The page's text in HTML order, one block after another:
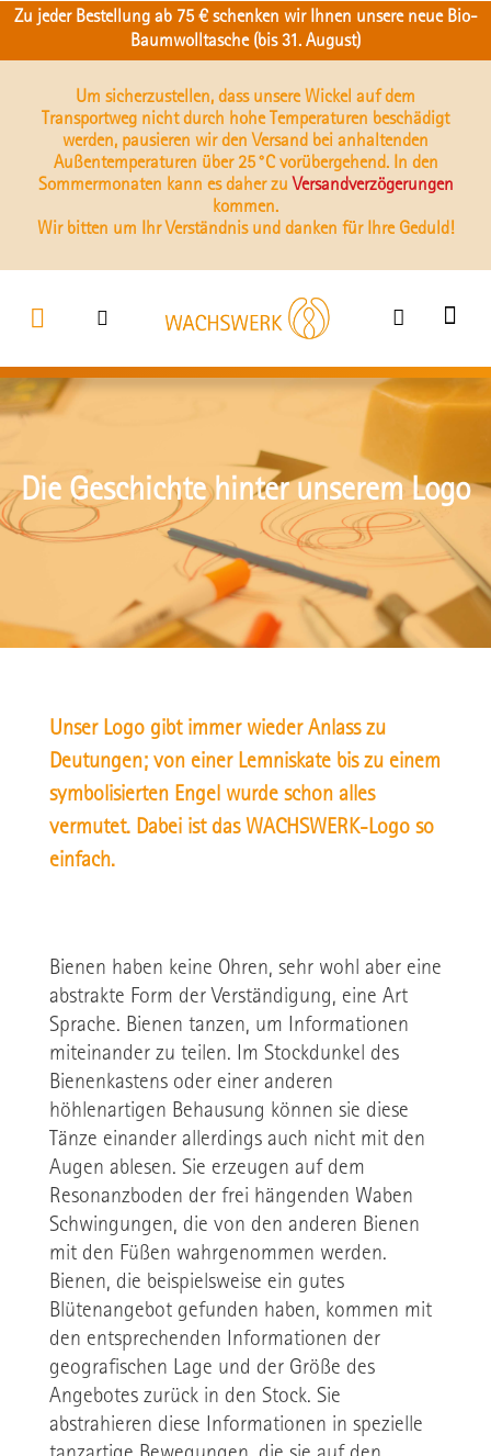
Zu jeder Bestellung ab 75 € schenken wir Ihnen unsere neue Bio-
Baumwolltasche (bis 31. August)
Um sicherzustellen, dass unsere Wickel auf dem
Transportweg nicht durch hohe Temperaturen beschädigt
werden, pausieren wir den Versand bei anhaltenden
Außentemperaturen über 25 °C vorübergehend. In den
Sommermonaten kann es daher zu Versandverzögerungen
kommen.
Wir bitten um Ihr Verständnis und danken für Ihre Geduld!
Die Geschichte hinter unserem Logo
Unser Logo gibt immer wieder Anlass zu
Deutungen; von einer Lemniskate bis zu einem
symbolisierten Engel wurde schon alles
vermutet. Dabei ist das WACHSWERK-Logo so
einfach.
Bienen haben keine Ohren, sehr wohl aber eine
abstrakte Form der Verständigung, eine Art
Sprache. Bienen tanzen, um Informationen
miteinander zu teilen. Im Stockdunkel des
Bienenkastens oder einer anderen
höhlenartigen Behausung können sie diese
Tänze einander allerdings auch nicht mit den
Augen ablesen. Sie erzeugen auf dem
Resonanzboden der frei hängenden Waben
Schwingungen, die von den anderen Bienen
mit den Füßen wahrgenommen werden.
Bienen, die beispielsweise ein gutes
Blütenangebot gefunden haben, kommen mit
den entsprechenden Informationen der
geografischen Lage und der Größe des
Angebotes zurück in den Stock. Sie
abstrahieren diese Informationen in spezielle